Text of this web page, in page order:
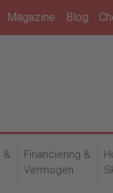
Magazine Blog
&
Financiering &
Vermogen